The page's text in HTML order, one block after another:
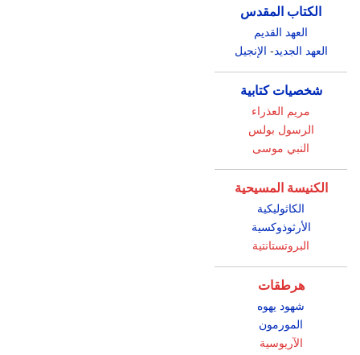
الكتاب المقدس
العهد القديم
العهد الجديد- الإنجيل
شخصيات كتابية
مريم العذراء
الرسول بولس
النبي موسى
الكنيسة المسيحية
الكاثوليكية
الأرثوذوكسية
البروتستانتية
هرطقات
شهود يهوه
المورمون
الآريوسية